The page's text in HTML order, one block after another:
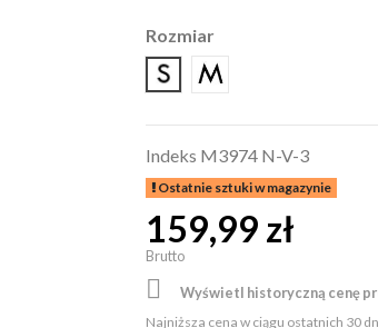
Rozmiar
S
M
Indeks M3974 N-V-3
Ostatnie sztuki w magazynie
159,99 zł
Brutto
 Wyświetl historyczną cenę
Najniższa cena w ciągu ostatnich 30